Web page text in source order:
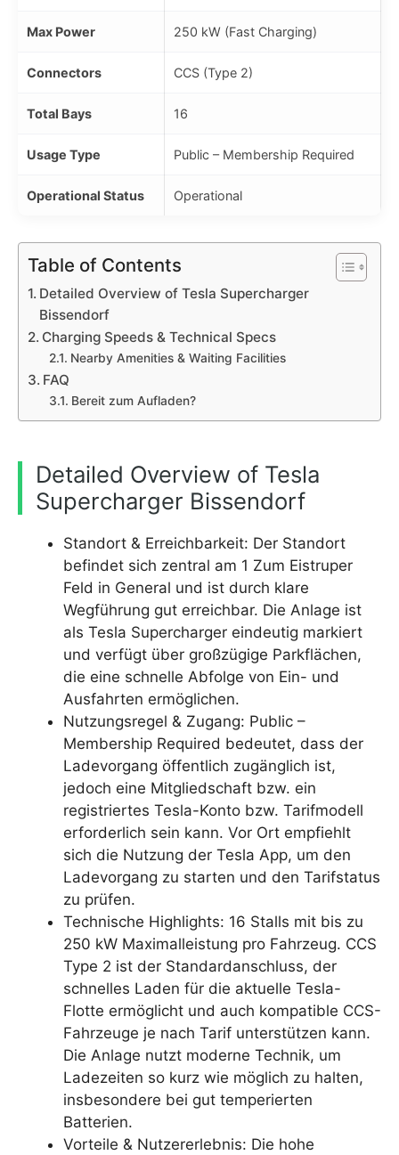
Max Power 250 kW (Fast Charging)
Connectors CCS (Type 2)
Total Bays 16
Usage Type Public – Membership Required
Operational Status Operational
Table of Contents
Detailed Overview of Tesla Supercharger
Bissendorf
Charging Speeds & Technical Specs
Nearby Amenities & Waiting Facilities
FAQ
Bereit zum Aufladen?
Detailed Overview of Tesla
Supercharger Bissendorf
Standort & Erreichbarkeit: Der Standort
befindet sich zentral am 1 Zum Eistruper
Feld in General und ist durch klare
Wegführung gut erreichbar. Die Anlage ist
als Tesla Supercharger eindeutig markiert
und verfügt über großzügige Parkflächen,
die eine schnelle Abfolge von Ein- und
Ausfahrten ermöglichen.
Nutzungsregel & Zugang: Public –
Membership Required bedeutet, dass der
Ladevorgang öffentlich zugänglich ist,
jedoch eine Mitgliedschaft bzw. ein
registriertes Tesla-Konto bzw. Tarifmodell
erforderlich sein kann. Vor Ort empfiehlt
sich die Nutzung der Tesla App, um den
Ladevorgang zu starten und den Tarifstatus
zu prüfen.
Technische Highlights: 16 Stalls mit bis zu
250 kW Maximalleistung pro Fahrzeug. CCS
Type 2 ist der Standardanschluss, der
schnelles Laden für die aktuelle Tesla-
Flotte ermöglicht und auch kompatible CCS-
Fahrzeuge je nach Tarif unterstützen kann.
Die Anlage nutzt moderne Technik, um
Ladezeiten so kurz wie möglich zu halten,
insbesondere bei gut temperierten
Batterien.
Vorteile & Nutzererlebnis: Die hohe